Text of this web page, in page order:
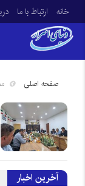
خانه ارتباط با ما
صفحه اصلی
آخرین اخبار